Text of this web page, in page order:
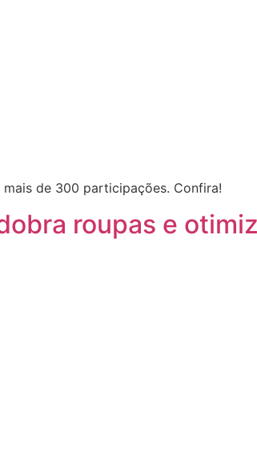
de 300 participações. Confira!
roupas e